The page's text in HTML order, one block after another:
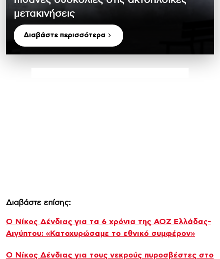
μετακινήσεις
Διαβάστε περισσότερα
Διαβάστε επίσης:
Ο Νίκος Δένδιας για τα 6 χρόνια της ΑΟΖ Ελλάδας-
Αιγύπτου: «Κατοχυρώσαμε το εθνικό συμφέρον»
Ο Νίκος Δένδιας για τους νεκρούς πυροσβέστες στο